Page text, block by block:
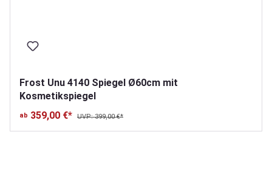
Frost Unu 4140 Spiegel Ø60cm mit
Kosmetikspiegel
ab 359,00 €* UVP: 399,00 €*